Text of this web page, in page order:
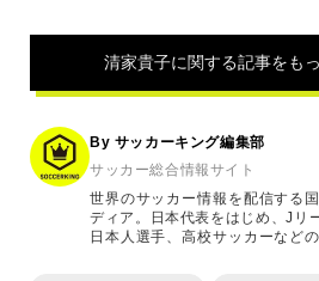
清家貴子に関する記事をも
By サッカーキング編集部
サッカー総合情報サイト
世界のサッカー情報を配信する
ディア。日本代表をはじめ、Jリ
日本人選手、高校サッカーなど